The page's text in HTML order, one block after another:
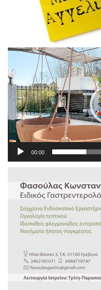
Πρόγραμμα
Αναπαραγωγής
Βίντεο
00:00